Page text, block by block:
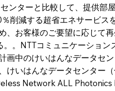
ンターと比較して、提供部
削減する超省エネサービス
、お客様のご要望に応じて
。NTTコミュニケーション
中のけいはんなデータセン
いはんなデータセンター（
Network ALL